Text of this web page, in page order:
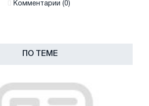
Комментарии (0)
ПО ТЕМЕ